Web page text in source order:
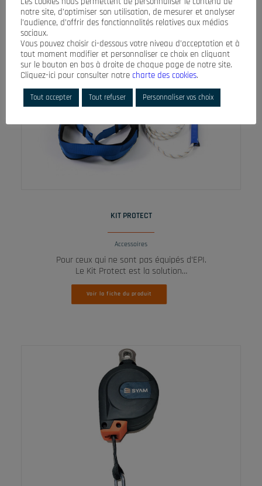
KIT PROTECT
Accessoires
Pour ceux qui ne sont pas équipés d’EPI.
Le Kit Protect est la solution…
Voir la fiche du produit
notre site, d’optimiser son utilisation, de mesurer et analyser
l’audience, d’offrir des fonctionnalités relatives aux médias
sociaux.
Vous pouvez choisir ci-dessous votre niveau d’acceptation et à
tout moment modifier et personnaliser ce choix en cliquant
sur le bouton en bas à droite de chaque page de notre site.
Cliquez-ici pour consulter notre charte des cookies.
Tout accepter Tout refuser Personnaliser vos choix